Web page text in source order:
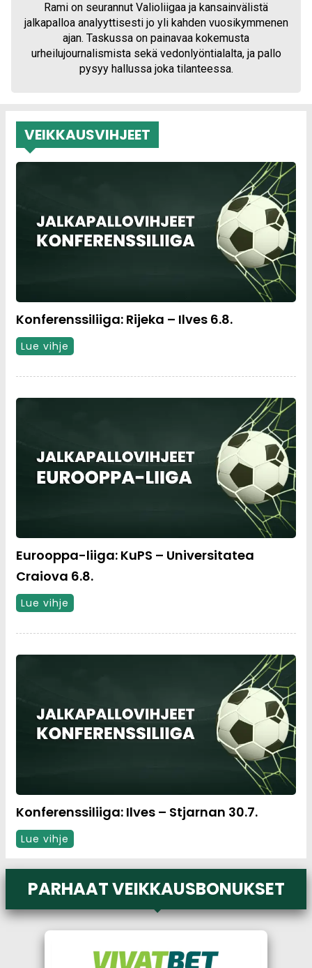
Rami on seurannut Valioliigaa ja kansainvälistä
jalkapalloa analyyttisesti jo yli kahden vuosikymmenen
ajan. Taskussa on painavaa kokemusta
urheilujournalismista sekä vedonlyöntialalta, ja pallo
pysyy hallussa joka tilanteessa.
VEIKKAUSVIHJEET
Konferenssiliiga: Rijeka – Ilves 6.8.
Lue vihje
Eurooppa-liiga: KuPS – Universitatea
Craiova 6.8.
Lue vihje
Konferenssiliiga: Ilves – Stjarnan 30.7.
Lue vihje
PARHAAT VEIKKAUSBONUKSET